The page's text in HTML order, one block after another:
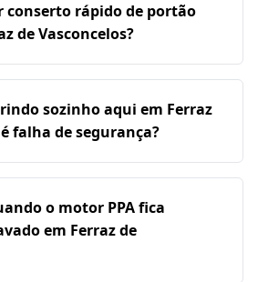
conserto rápido de portão
de Vasconcelos?
sozinho aqui em Ferraz
falha de segurança?
o motor PPA fica
em Ferraz de